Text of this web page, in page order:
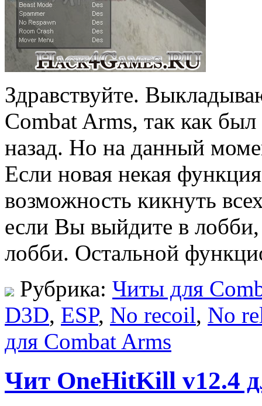
Здравствуйте.
Combat Arms, так как был
назад. Но на данный
Если новая некая
возможность кикнуть
если Вы выйдите в лобби,
лобби. Остальной
Рубрика: Читы для
D3D, ESP, No recoil, No
для Combat Arms
Чит OneHitKill v12.4